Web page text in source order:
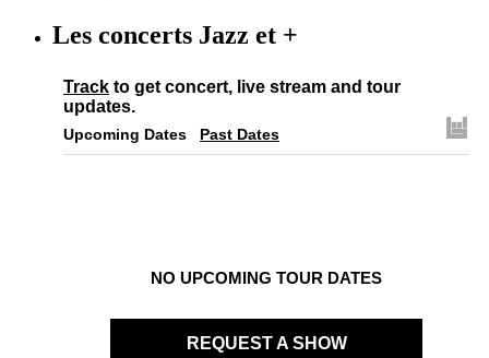
Les concerts Jazz et +
Track to get concert, live stream and tour
updates.
Upcoming Dates Past Dates
NO UPCOMING TOUR DATES
REQUEST A SHOW